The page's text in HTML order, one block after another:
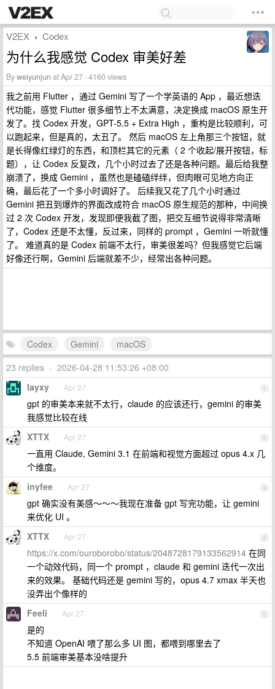
V2EX › Codex
为什么我感觉 Codex 审美好差
Byweiyunjun at Apr 27 · 4160 views
我之前用 Flutter ，通过 Gemini 写了一个学英语的 App ，最近想迭
代功能，感觉 Flutter 很多细节上不太满意，决定换成 macOS 原生开
发了。找 Codex 开发，GPT-5.5 + Extra High ，重构是比较顺利，可
以跑起来，但是真的，太丑了。 然后 macOS 左上角那三个按钮，就
是长得像红绿灯的东西，和顶栏其它的元素（ 2 个收起/展开按钮，标
题），让 Codex 反复改，几个小时过去了还是各种问题。最后给我整
崩溃了，换成 Gemini ，虽然也是磕磕绊绊，但肉眼可见地方向正
确，最后花了一个多小时调好了。 后续我又花了几个小时通过
Gemini 把丑到爆炸的界面改成符合 macOS 原生规范的那种，中间换
过 2 次 Codex 开发，发现即便我截了图，把交互细节说得非常清晰
了，Codex 还是不太懂，反过来，同样的 prompt ，Gemini 一听就懂
了。 难道真的是 Codex 前端不太行，审美很差吗？但我感觉它后端
好像还行啊，Gemini 后端就差不少，经常出各种问题。
Codex Gemini
macOS
23 replies • 2026-04-28 11:53:26 +08:00
1
layxy Apr 27
gpt 的审美本来就不太行，claude 的应该还行，gemini 的审美
我感觉比较在线
2
XTTX Apr 27
一直用 Claude, Gemini 3.1 在前端和视觉方面超过 opus 4.x 几
个维度。
3
inyfee Apr 27
gpt 确实没有美感～～～我现在准备 gpt 写完功能，让 gemini
来优化 UI 。
4
XTTX Apr 27
https://x.com/ouroborobo/status/2048728179133562914 在同
一个动效代码，同一个 prompt ，claude 和 gemini 迭代一次出
来的效果。 基础代码还是 gemini 写的，opus 4.7 xmax 半天也
没弄出个像样的
5
Feeli Apr 27
是的
不知道 OpenAI 喂了那么多 UI 图，都喂到哪里去了
5.5 前端审美基本没啥提升